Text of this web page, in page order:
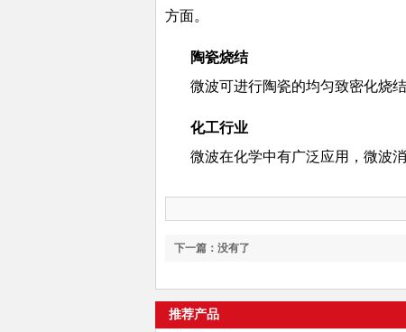
方面。
陶瓷烧结
微波可进行陶瓷的均匀致密化烧
化工行业
微波在化学中有广泛应用，微波
下一篇：没有了
推荐产品